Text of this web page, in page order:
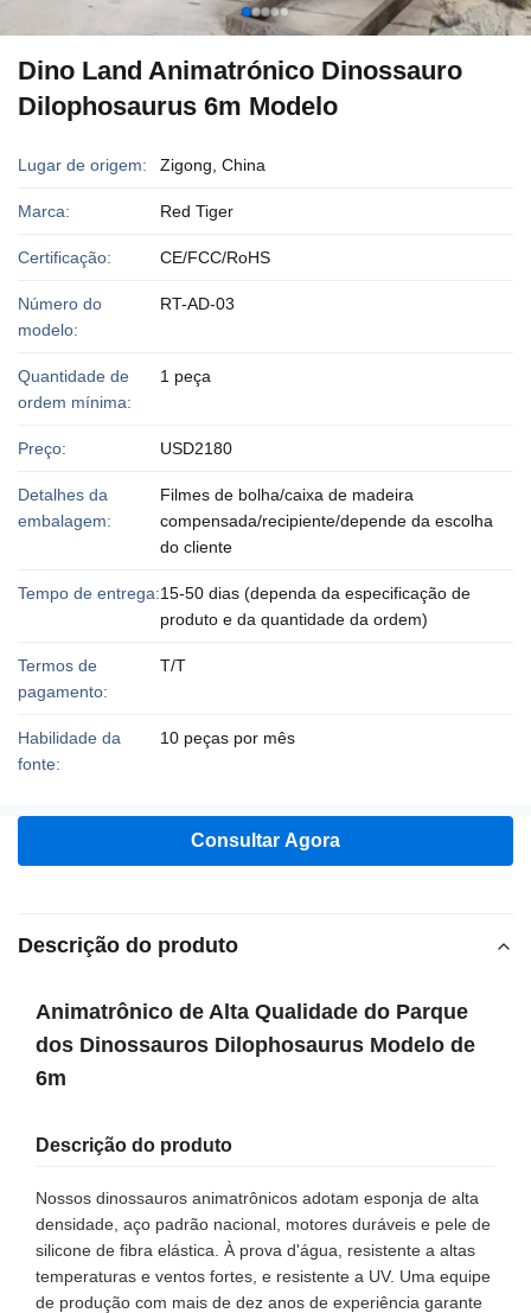
Dino Land Animatrónico Dinossauro
Dilophosaurus 6m Modelo
Lugar de origem: Zigong, China
Marca: Red Tiger
Certificação: CE/FCC/RoHS
Número do
modelo:
RT-AD-03
Quantidade de
ordem mínima:
1 peça
Preço: USD2180
Detalhes da
embalagem:
Filmes de bolha/caixa de madeira
compensada/recipiente/depende da escolha
do cliente
Tempo de entrega:15-50 dias (dependa da especificação de
produto e da quantidade da ordem)
Termos de
pagamento:
T/T
Habilidade da
fonte:
10 peças por mês
Consultar Agora
Descrição do produto
Animatrônico de Alta Qualidade do Parque
dos Dinossauros Dilophosaurus Modelo de
6m
Descrição do produto
Nossos dinossauros animatrônicos adotam esponja de alta
densidade, aço padrão nacional, motores duráveis e pele de
silicone de fibra elástica. À prova d'água, resistente a altas
temperaturas e ventos fortes, e resistente a UV. Uma equipe
de produção com mais de dez anos de experiência garante